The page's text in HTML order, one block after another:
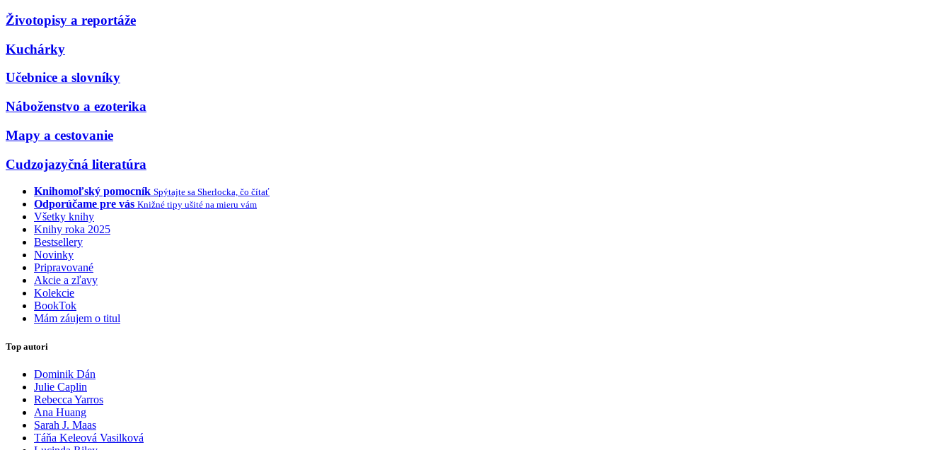
Životopisy a reportáže
Kuchárky
Učebnice a slovníky
Náboženstvo a ezoterika
Mapy a cestovanie
Cudzojazyčná literatúra
Knihomoľský pomocník Spýtajte sa Sherlocka, čo čítať
Odporúčame pre vás Knižné tipy ušité na mieru vám
Všetky knihy
Knihy roka 2025
Bestsellery
Novinky
Pripravované
Akcie a zľavy
Kolekcie
BookTok
Mám záujem o titul
Top autori
Dominik Dán
Julie Caplin
Rebecca Yarros
Ana Huang
Sarah J. Maas
Táňa Keleová Vasilková